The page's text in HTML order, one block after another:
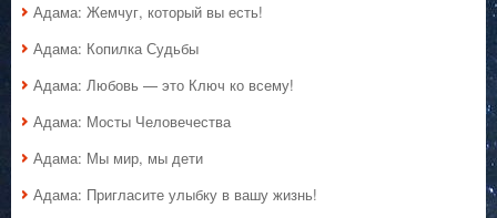
Адама: Жемчуг, который вы есть!
Адама: Копилка Судьбы
Адама: Любовь — это Ключ ко всему!
Адама: Мосты Человечества
Адама: Мы мир, мы дети
Адама: Пригласите улыбку в вашу жизнь!